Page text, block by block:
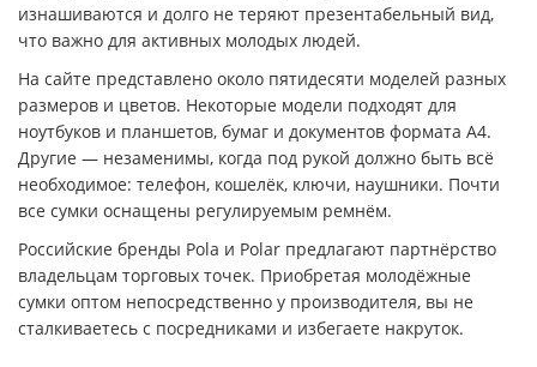
изнашиваются и долго не теряют презентабельный вид,
что важно для активных молодых людей.
На сайте представлено около пятидесяти моделей разных
размеров и цветов. Некоторые модели подходят для
ноутбуков и планшетов, бумаг и документов формата А4.
Другие — незаменимы, когда под рукой должно быть всё
необходимое: телефон, кошелёк, ключи, наушники. Почти
все сумки оснащены регулируемым ремнём.
Российские бренды Pola и Polar предлагают партнёрство
владельцам торговых точек. Приобретая молодёжные
сумки оптом непосредственно у производителя, вы не
сталкиваетесь с посредниками и избегаете накруток.